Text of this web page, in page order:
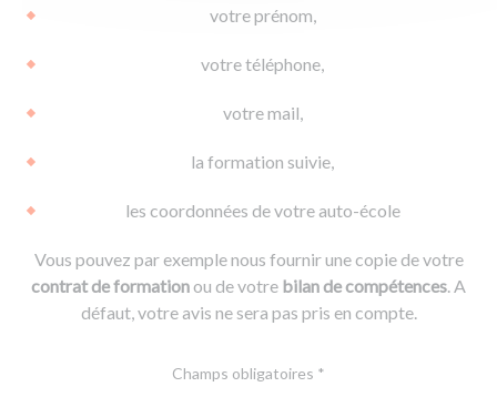
votre prénom,
votre téléphone,
votre mail,
la formation suivie,
les coordonnées de votre auto-école
Vous pouvez par exemple nous fournir une copie de votre
contrat de formationou de votre bilan de compétences. A
défaut, votre avis ne sera pas pris en compte.
Champs obligatoires *